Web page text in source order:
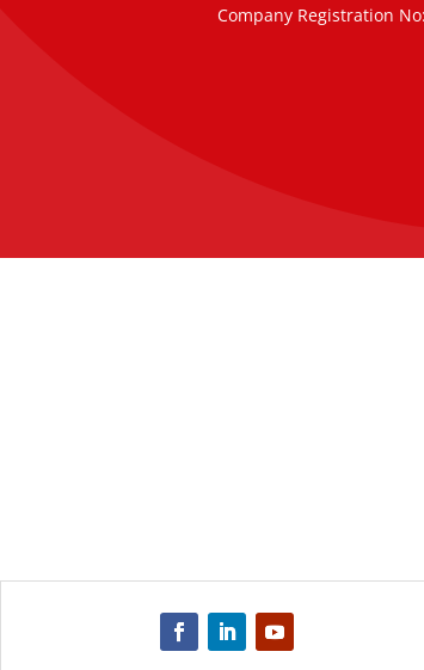
Company Registration